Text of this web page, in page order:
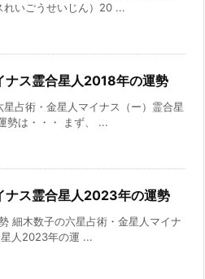
れいごうせいじん）20 ...
ナス霊合星人2018年の運勢
星占術・金星人マイナス（ー）霊合星
勢は・・・ まず、 ...
ナス霊合星人2023年の運勢
細木数子の六星占術・金星人マイナ
人2023年の運 ...